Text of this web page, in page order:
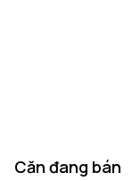
Căn đang bán